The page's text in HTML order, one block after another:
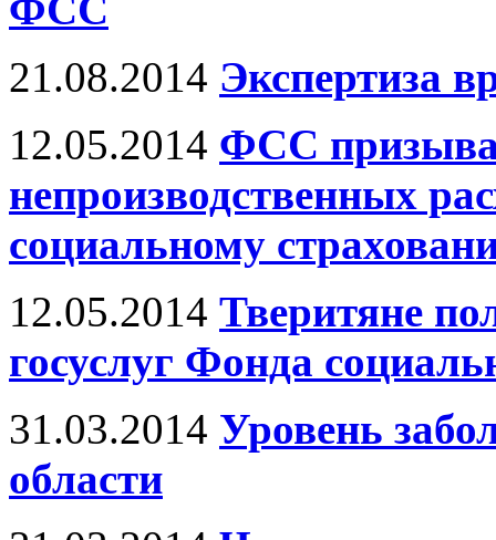
21.08.2014 Экспертиза
12.05.2014 ФСС
непроизводственных
социальному
12.05.2014 Тверитяне
госуслуг Фонда
31.03.2014 Уровень
области